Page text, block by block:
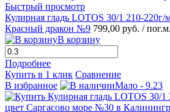
Быстрый просмотр
Кулирная гладь LOTOS 30/1 210-
Красный дракон №9 799,00 руб. / пог.м.
В корзину
Подробнее
Купить в 1 клик Сравнение
В избранное
Мало - 9.23